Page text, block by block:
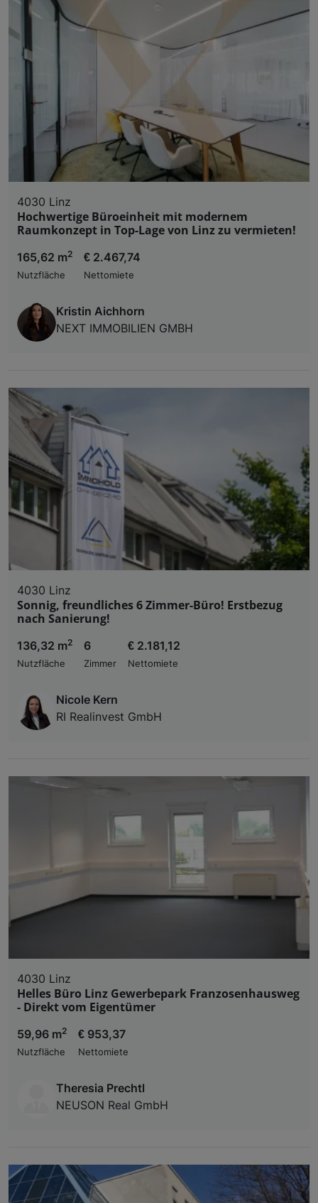
4030 Linz
Hochwertige Büroeinheit mit modernem
Raumkonzept in Top-Lage von Linz zu vermieten!
165,62 m2
Nutzfläche
€ 2.467,74
Nettomiete
Kristin Aichhorn
NEXT IMMOBILIEN GMBH
4030 Linz
Sonnig, freundliches 6 Zimmer-Büro! Erstbezug
nach Sanierung!
136,32 m2
Nutzfläche
6
Zimmer
€ 2.181,12
Nettomiete
Nicole Kern
RI Realinvest GmbH
4030 Linz
Helles Büro Linz Gewerbepark Franzosenhausweg
- Direkt vom Eigentümer
59,96 m2
Nutzfläche
€ 953,37
Nettomiete
Theresia Prechtl
NEUSON Real GmbH